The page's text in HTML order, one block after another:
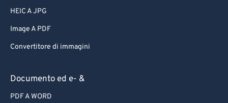
HEIC A JPG
Image A PDF
Convertitore di immagini
Documento ed e- &
PDF A WORD